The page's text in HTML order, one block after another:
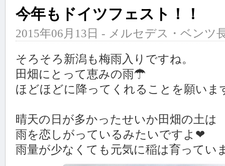
今年もドイツフェスト！！
2015年06月13日 - メルセデス・ベンツ
そろそろ新潟も梅雨入りですね。
田畑にとって恵みの雨☂
ほどほどに降ってくれることを願い
晴天の日が多かったせいか田畑の土は
雨を恋しがっているみたいですよ❤
雨量が少なくても元気に稲は育ってい